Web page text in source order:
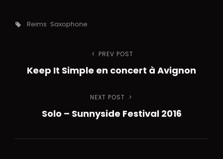
Tags,
Reims Saxophone
Navigation
l’article
Previous
Post
PREV POST
Keep It Simple en concert à Avignon
Next
Post
NEXT POST
Solo – Sunnyside Festival 2016